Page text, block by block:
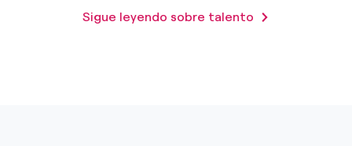
Sigue leyendo sobre talento